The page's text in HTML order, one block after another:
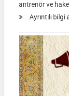
antrenör ve
Ayrıntılı bilgi